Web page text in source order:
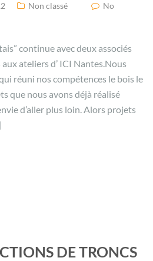
Non classé
No
continue avec deux associés
ateliers d’ ICI Nantes.Nous
réuni nos compétences le bois le
que nous avons déjà réalisé
d’aller plus loin. Alors projets
DE TRONCS